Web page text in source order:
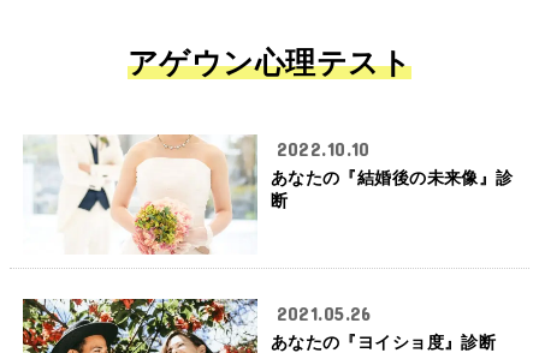
アゲウン心理テスト
2022.10.10
あなたの『結婚後の未来像』診
断
2021.05.26
あなたの『ヨイショ度』診断